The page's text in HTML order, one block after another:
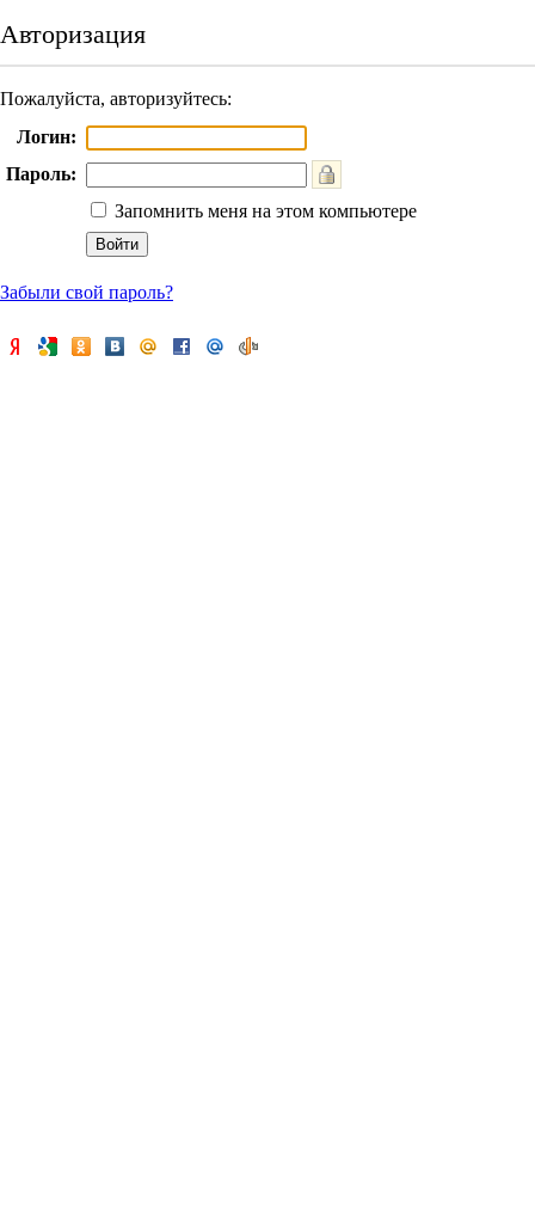
Авторизация
Пожалуйста, авторизуйтесь:
Логин:
Пароль:
Запомнить меня на этом компьютере
Забыли свой пароль?